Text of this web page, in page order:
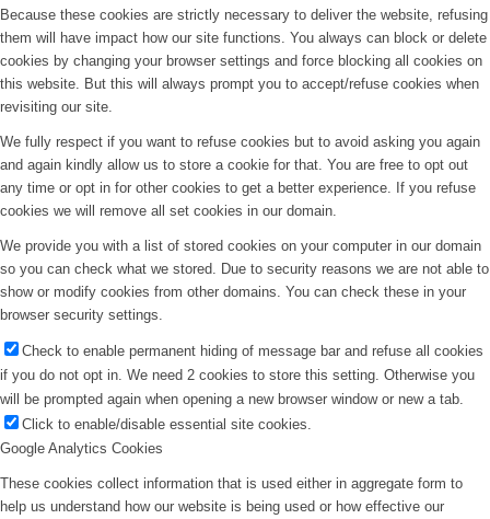
Because these cookies are strictly necessary to deliver the website, refusing
them will have impact how our site functions. You always can block or delete
cookies by changing your browser settings and force blocking all cookies on
this website. But this will always prompt you to accept/refuse cookies when
revisiting our site.
We fully respect if you want to refuse cookies but to avoid asking you again
and again kindly allow us to store a cookie for that. You are free to opt out
any time or opt in for other cookies to get a better experience. If you refuse
cookies we will remove all set cookies in our domain.
We provide you with a list of stored cookies on your computer in our domain
so you can check what we stored. Due to security reasons we are not able to
show or modify cookies from other domains. You can check these in your
browser security settings.
Check to enable permanent hiding of message bar and refuse all cookies
if you do not opt in. We need 2 cookies to store this setting. Otherwise you
will be prompted again when opening a new browser window or new a tab.
Click to enable/disable essential site cookies.
Google Analytics Cookies
These cookies collect information that is used either in aggregate form to
help us understand how our website is being used or how effective our